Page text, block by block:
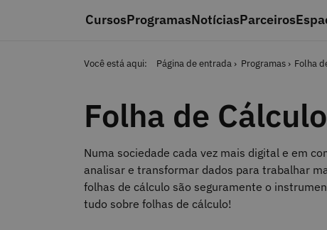
CursosProgramasNotíciasParceiros
Você está aqui: Página de entrada Programas Folha
Folha de
Numa sociedade cada vez mais digital e em
analisar e transformar dados para trabalhar
folhas de cálculo são seguramente o
tudo sobre folhas de cálculo!